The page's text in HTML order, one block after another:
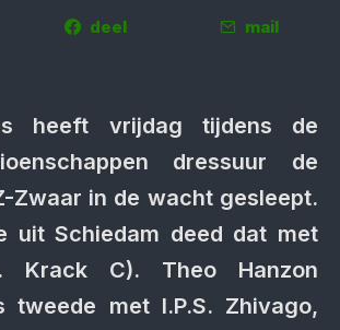
deel mail
heeft vrijdag tijdens de
dressuur de
Zwaar in de wacht gesleept.
uit Schiedam deed dat met
Krack C). Theo Hanzon
tweede met I.P.S. Zhivago,